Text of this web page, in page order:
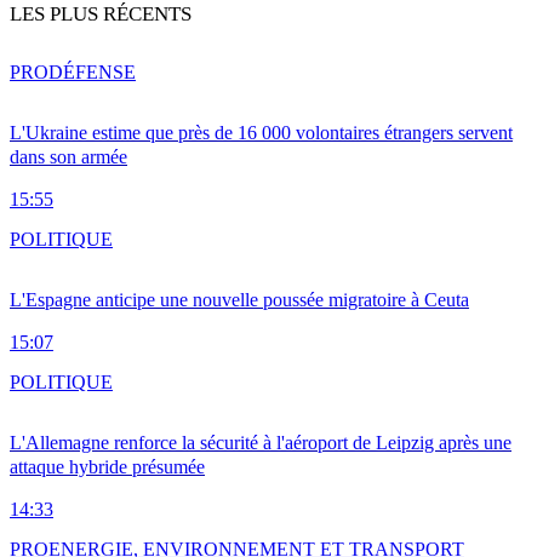
LES PLUS RÉCENTS
L'Ukraine estime que près de 16 000 volontaires étrangers servent
dans son armée
15:55
PRODÉFENSE
L'Espagne anticipe une nouvelle poussée migratoire à Ceuta
15:07
POLITIQUE
L'Allemagne renforce la sécurité à l'aéroport de Leipzig après une
attaque hybride présumée
14:33
POLITIQUE
PROENERGIE, ENVIRONNEMENT ET TRANSPORT